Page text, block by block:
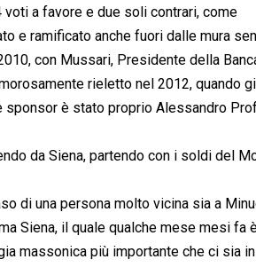
a favore e due soli contrari, come
e ramificato anche fuori dalle mura
con Mussari, Presidente della
rieletto nel 2012, quando
sponsor è stato proprio Alessandro
da Siena, partendo con i soldi del
di una persona molto vicina sia a
Siena, il quale qualche mese mesi fa
massonica più importante che ci sia